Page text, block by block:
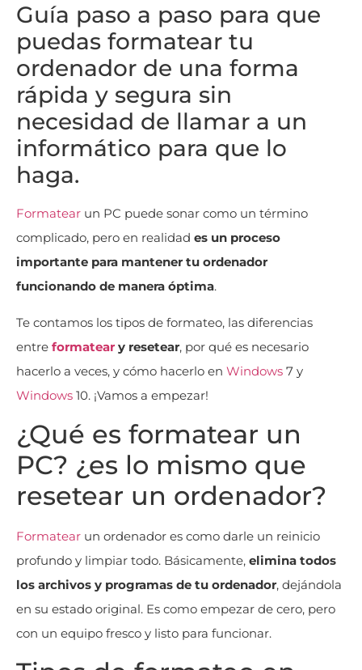
Guía paso a paso para que
puedas formatear tu
ordenador de una forma
rápida y segura sin
necesidad de llamar a un
informático para que lo
haga.
Formatear un PC puede sonar como un término
complicado, pero en realidad es un proceso
importante para mantener tu ordenador
funcionando de manera óptima.
Te contamos los tipos de formateo, las diferencias
entre formatear y resetear, por qué es necesario
hacerlo a veces, y cómo hacerlo en Windows 7 y
Windows 10. ¡Vamos a empezar!
¿Qué es formatear un
PC? ¿es lo mismo que
resetear un ordenador?
Formatear un ordenador es como darle un reinicio
profundo y limpiar todo. Básicamente, elimina todos
los archivos y programas de tu ordenador, dejándola
en su estado original. Es como empezar de cero, pero
con un equipo fresco y listo para funcionar.